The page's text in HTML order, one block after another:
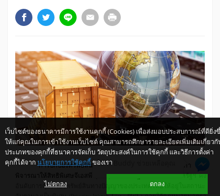
การปกป้องทรัพย์สินทางปัญญาเป็นหนึ่งในเงื่อนไขของการ
พิจารณาให้สิทธิพิเศษจีเอสพี (
GSP)ของสหรัฐฯ โดยในปีนี้สหรัฐฯ คง
อันดับการคุ้มครองทรัพย์สินทางปัญญาของประเทศไทยให้อยู่ในสถานะ
เว็บไซต์ของธนาคารมีการใช้งานคุกกี้ (Cookies) เพื่อส่งมอบประสบการณ์ที่ดียิ่ง
ให้แก่คุณในการเข้าใช้งานเว็บไซต์ คุณสามารถศึกษารายละเอียดเพิ่มเติมเกี่ยวกั
ประเภทของคุกกี้ที่ธนาคารจัดเก็บ วัตถุประสงค์ในการใช้คุกกี้ และวิธีการตั้งค่า
คุกกี้ได้จาก นโยบายการใช้คุกกี้ ของเรา
ไม่ตกลง ตกลง
ให้ K-Buddy ช่วยเหลือคุณ